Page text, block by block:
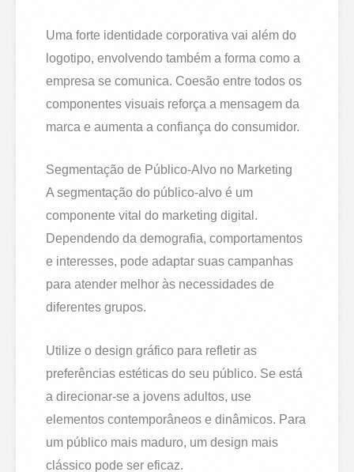
Uma forte identidade corporativa vai além do
logotipo, envolvendo também a forma como a
empresa se comunica. Coesão entre todos os
componentes visuais reforça a mensagem da
marca e aumenta a confiança do consumidor.
Segmentação de Público-Alvo no Marketing
A segmentação do público-alvo é um
componente vital do marketing digital.
Dependendo da demografia, comportamentos
e interesses, pode adaptar suas campanhas
para atender melhor às necessidades de
diferentes grupos.
Utilize o design gráfico para refletir as
preferências estéticas do seu público. Se está
a direcionar-se a jovens adultos, use
elementos contemporâneos e dinâmicos. Para
um público mais maduro, um design mais
clássico pode ser eficaz.